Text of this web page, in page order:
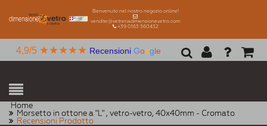
Benvenuto nel nostro negozio online!
vendite@vetreriadimensionevetro.com
+39 0163 560432
4,9/5 ★★★★★ Recensioni Google
Home
Morsetto in ottone a "L" , vetro-vetro, 40x40mm - Cromato
Recensioni Prodotto